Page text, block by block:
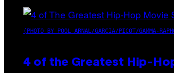
(PHOTO BY POOL ARNAL/GARCIA/PICOT/GAMMA-
4 of the Greatest Hip-